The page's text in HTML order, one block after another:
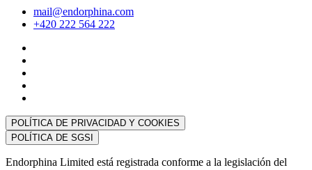
mail@endorphina.com
+420 222 564 222
POLÍTICA DE PRIVACIDAD Y COOKIES
POLÍTICA DE SGSI
Endorphina Limited está registrada conforme a la legislación del